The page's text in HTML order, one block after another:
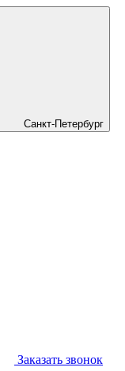
Санкт-Петербург
Заказать звонок